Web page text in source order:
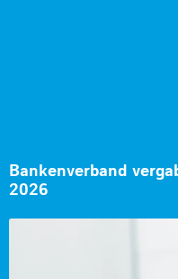
Bankenverband
2026